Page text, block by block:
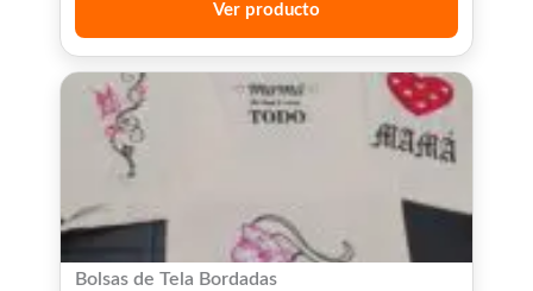
Ver producto
Bolsas de Tela Bordadas